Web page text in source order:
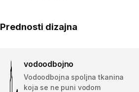
Prednosti dizajna
vodoodbojno
Vodoodbojna spoljna tkanina
koja se ne puni vodom